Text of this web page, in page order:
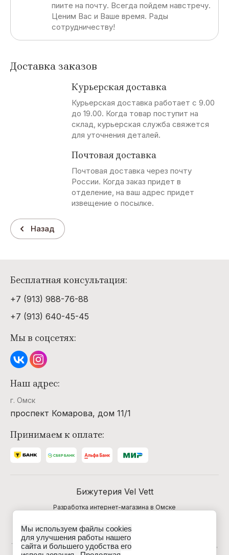
пиите на почту. Всегда пойдем навстречу.
Ценим Вас и Ваше время. Рады
сотрудничеству!
Доставка заказов
Курьерская доставка
Курьерская доставка работает с 9.00
до 19.00. Когда товар поступит на
склад, курьерская служба свяжется
для уточнения деталей.
Почтовая доставка
Почтовая доставка через почту
России. Когда заказ придет в
отделение, на ваш адрес придет
извещение о посылке.
Назад
Бесплатная консультация:
+7 (913) 988-76-88
+7 (913) 640-45-45
Мы в соцсетях:
Наш адрес:
г. Омск
проспект Комарова, дом 11/1
Принимаем к оплате:
Бижутерия Vel Vett
Разработка интернет-магазина в Омске
Данные о товарах и услугах, включая цены и
технические характеристики, представленные на сайте,
не являются публичной офертой, определяемой
Мы используем файлы cookies
для улучшения работы нашего
сайта и большего удобства его